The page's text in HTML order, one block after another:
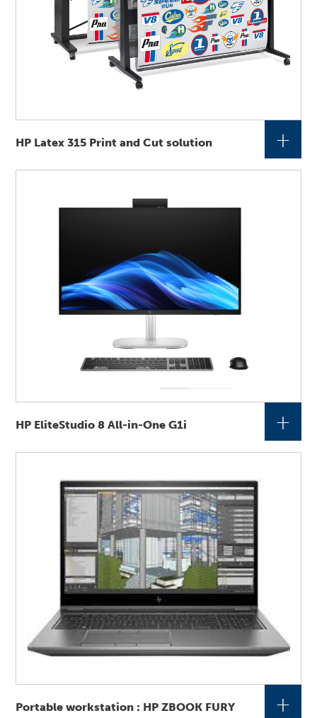
HP Latex 315 Print and Cut solution +
HP EliteStudio 8 All-in-One G1i +
Portable workstation : HP ZBOOK FURY +